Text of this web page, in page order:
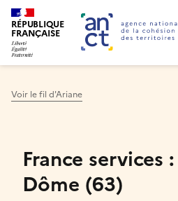
RÉPUBLIQUE
FRANÇAISE
Voir le fil d'Ariane
France services
Dôme (63)